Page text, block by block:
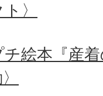
〉
絵本『産